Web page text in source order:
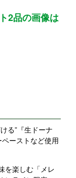
2品の画像は
る”『生ドーナ
ーストなど使用
を楽しむ「メレ